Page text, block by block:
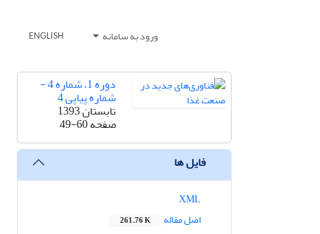
ورود به سامانه ENGLISH
دوره 1، شماره 4 -
شماره پیاپی 4
تابستان 1393
صفحه49-60
فایل ها
اصل مقاله
261.76 K